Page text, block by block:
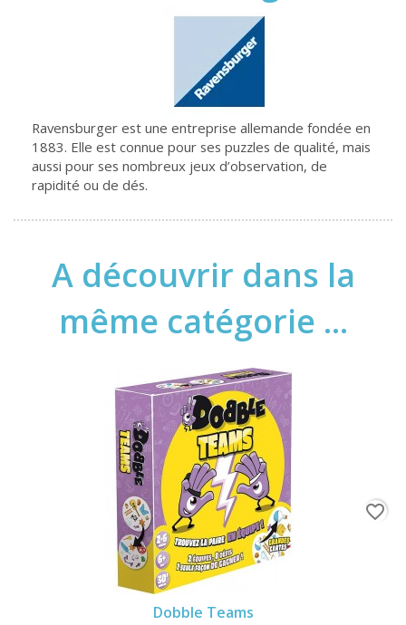
Ravensburger est une entreprise allemande fondée en
1883. Elle est connue pour ses puzzles de qualité, mais
aussi pour ses nombreux jeux d’observation, de
rapidité ou de dés.
A découvrir dans la
même catégorie ...
Dobble Teams
favorite_border